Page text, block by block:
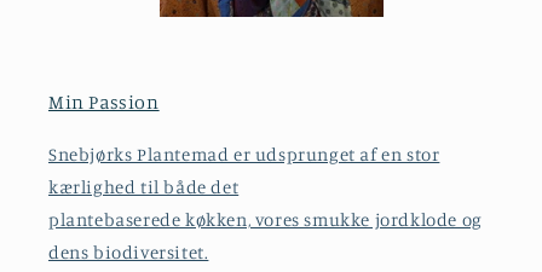
Min Passion
Snebjørks Plantemad er udsprunget af en stor
kærlighed til både det
plantebaserede køkken, vores smukke jordklode og
dens biodiversitet.